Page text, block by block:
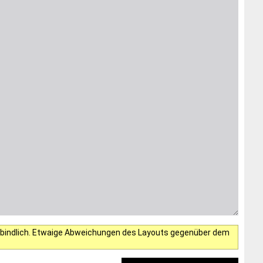
Etwaige Abweichungen des Layouts gegenüber dem